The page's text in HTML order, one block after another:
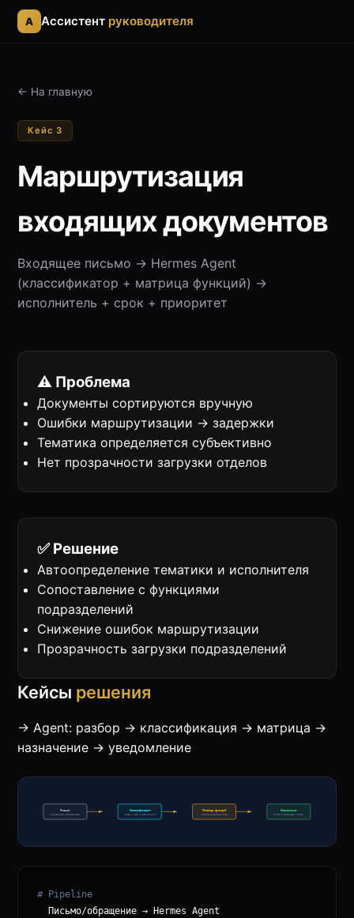
A Ассистент руководителя
← На главную
Кейс 3
Маршрутизация
входящих документов
Входящее письмо → Hermes Agent
(классификатор + матрица функций) →
исполнитель + срок + приоритет
⚠️ Проблема
Документы сортируются вручную
Ошибки маршрутизации → задержки
Тематика определяется субъективно
Нет прозрачности загрузки отделов
✅ Решение
Автоопределение тематики и исполнителя
Сопоставление с функциями
подразделений
Снижение ошибок маршрутизации
Прозрачность загрузки подразделений
Кейсы решения
→ Agent: разбор → классификация → матрица →
назначение → уведомление
# Pipeline
  Письмо/обращение → Hermes Agent